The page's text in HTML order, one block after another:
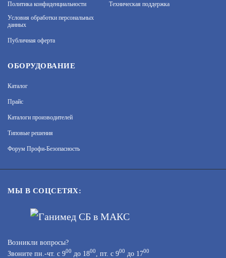
F-IC-2186CM(4MM)
АРТИКУЛ: УТ000068361
Политика конфиденциальности
Условия обработки персональных
данных
Публичная оферта
Техническая поддержка
ОБОРУДОВАНИЕ
Каталог
Прайс
Каталоги производителей
Типовые решения
Форум Профи-Безопасность
МЫ В СОЦСЕТЯХ:
Возникли вопросы?
Звоните пн.-чт. с 900 до 1800 , пт. с 900 до 1700